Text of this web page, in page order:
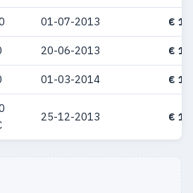
01-07-2013 €
20-06-2013 €
01-03-2014 €
25-12-2013 €